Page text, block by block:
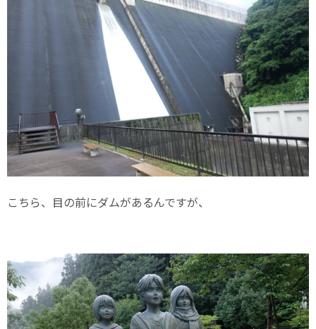
こちら、目の前にダムがあるんですが、